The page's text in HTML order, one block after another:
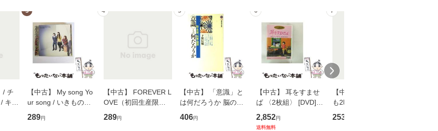
/ チ
キュ
3
【中古】 My song Yo
ur song / いきものが
かり / [CD]【メール便
送料無料】
289円
4
【中古】 FOREVER L
OVE（初回生産限定
盤） / 清水翔太×加藤
ミリヤ / [CD]【メール
289円
5
【中古】 「意識」と
は何だろうか 脳の来
歴、知覚の錯誤 （講
談社現代新書） / 下条
406円
6
【中古】 耳をすませ
ば 〈2枚組〉 [DVD] /
ブエナ・ビスタ・ホー
ム・エンターテイメン
2,852円
送料無料
7
【中古】 知識ゼロで
も2時間で決算書が読
めるようになる！ 会
253